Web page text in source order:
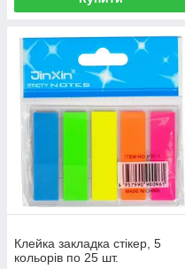
Клейка закладка стікер, 5
кольорів по 25 шт.